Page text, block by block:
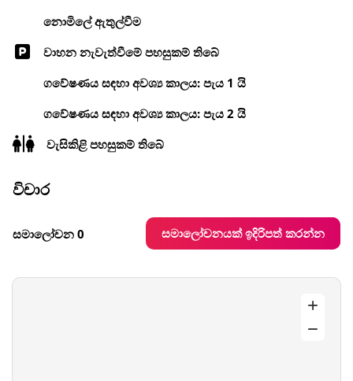
නොමිලේ ඇතුල්වීම
වාහන නැවැත්වීමේ පහසුකම් තිබේ
ගවේෂණය සඳහා අවශ්‍ය කාලය: පැය 1 යි
ගවේෂණය සඳහා අවශ්‍ය කාලය: පැය 2 යි
වැසිකිළි පහසුකම් තිබේ
විචාර
සමාලෝචන 0 සමාලෝචනයක් ඉදිරිපත් කරන්න